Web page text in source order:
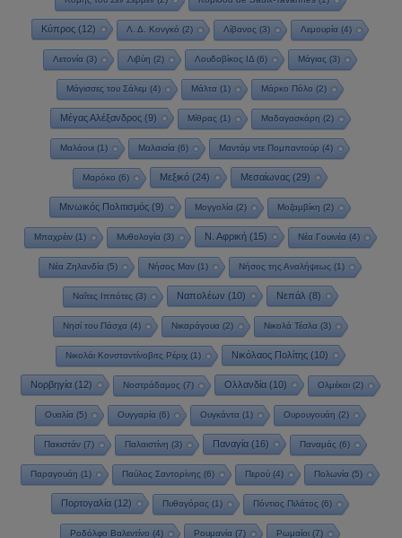
Κύπρος (12) Λ. Δ. Κονγκό (2) Λίβανος (3) Λεμουρία (4)
Λετονία (3) Λιβύη (2) Λουδοβίκος ΙΔ(6) Μάγιας (3)
Μάγισσες του Σάλεμ (4) Μάλτα (1) Μάρκο Πόλο (2)
Μέγας Αλέξανδρος(9) Μίθρας (1) Μαδαγασκάρη (2)
Μαλάουι (1) Μαλαισία (6) Μαντάμ ντε Πομπαντούρ (4)
Μαρόκο (6) Μεξικό (24) Μεσαίωνας (29)
Μινωικός Πολιτισμός (9) Μογγολία (2) Μοζαμβίκη (2)
Μπαχρέιν(1) Μυθολογία(3) Ν. Αφρική(15) Νέα Γουινέα(4)
Νέα Ζηλανδία (5) Νήσος Μαν (1) Νήσος της Αναλήψεως (1)
Ναΐτες Ιππότες (3) Ναπολέων (10) Νεπάλ (8)
Νησί του Πάσχα(4) Νικαράγουα(2) Νικολά Τέσλα(3)
Νικολάι Κονσταντίνοβιτς Ρέριχ(1) Νικόλαος Πολίτης(10)
Νορβηγία(12) Νοστράδαμος (7) Ολλανδία(10) Ολμέκοι(2)
Ουαλία(5) Ουγγαρία(6) Ουγκάντα(1) Ουρουγουάη (2)
Πακιστάν(7) Παλαιστίνη (3) Παναγία(16) Παναμάς (6)
Παραγουάη (1) Παύλος Σαντορίνης (6) Περού (4) Πολωνία (5)
Πορτογαλία (12) Πυθαγόρας (1) Πόντιος Πιλάτος (6)
Ροδόλφο Βαλεντίνο (4) Ρουμανία (7) Ρωμαίοι (7)